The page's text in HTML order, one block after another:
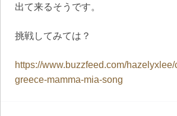
出て来るそうです。
挑戦してみては？
https://www.buzzfeed.com/
greece-mamma-mia-song